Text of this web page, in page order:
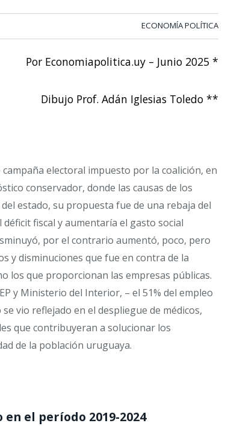
ECONOMÍA POLÍTICA
Por Economiapolitica.uy – Junio 2025 *
Dibujo Prof. Adán Iglesias Toledo **
electoral impuesto por la coalición, en
conservador, donde las causas de los
estado, su propuesta fue de una rebaja del
fiscal y aumentaría el gasto social
por el contrario aumentó, poco, pero
y disminuciones que fue en contra de la
los que proporcionan las empresas públicas.
y Ministerio del Interior, – el 51% del empleo
vio reflejado en el despliegue de médicos,
que contribuyeran a solucionar los
de la población uruguaya.
el período 2019-2024